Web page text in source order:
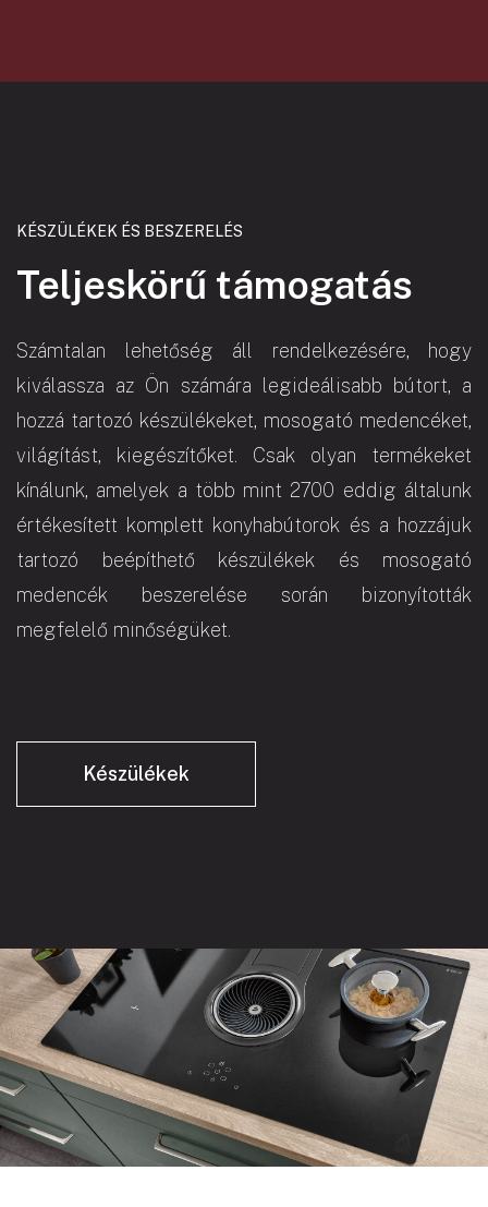
KÉSZÜLÉKEK ÉS BESZERELÉS
Teljeskörű támogatás
Számtalan lehetőség áll rendelkezésére, hogy
kiválassza az Ön számára legideálisabb bútort, a
hozzá tartozó készülékeket, mosogató medencéket,
világítást, kiegészítőket. Csak olyan termékeket
kínálunk, amelyek a több mint 2700 eddig általunk
értékesített komplett konyhabútorok és a hozzájuk
tartozó beépíthető készülékek és mosogató
medencék beszerelése során bizonyították
megfelelő minőségüket.
Készülékek